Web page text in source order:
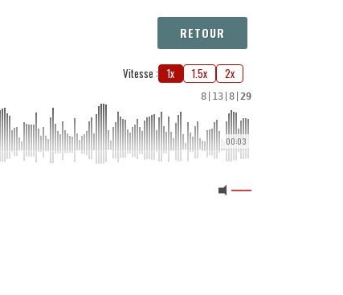
RETOUR
Vitesse : 1x 1.5x 2x
8 13 8 29
00:03